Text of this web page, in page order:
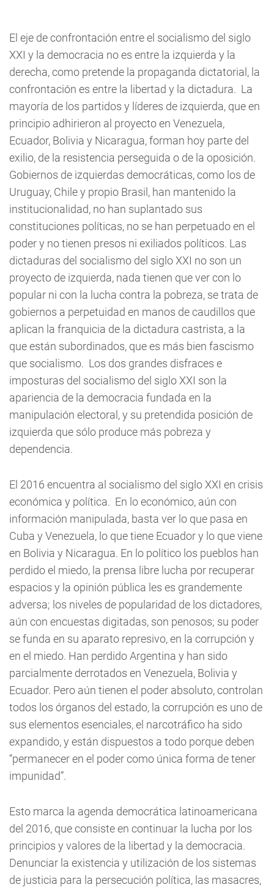
El eje de confrontación entre el socialismo del siglo
XXI y la democracia no es entre la izquierda y la
derecha, como pretende la propaganda dictatorial, la
confrontación es entre la libertad y la dictadura. La
mayoría de los partidos y líderes de izquierda, que en
principio adhirieron al proyecto en Venezuela,
Ecuador, Bolivia y Nicaragua, forman hoy parte del
exilio, de la resistencia perseguida o de la oposición.
Gobiernos de izquierdas democráticas, como los de
Uruguay, Chile y propio Brasil, han mantenido la
institucionalidad, no han suplantado sus
constituciones políticas, no se han perpetuado en el
poder y no tienen presos ni exiliados políticos. Las
dictaduras del socialismo del siglo XXI no son un
proyecto de izquierda, nada tienen que ver con lo
popular ni con la lucha contra la pobreza, se trata de
gobiernos a perpetuidad en manos de caudillos que
aplican la franquicia de la dictadura castrista, a la
que están subordinados, que es más bien fascismo
que socialismo. Los dos grandes disfraces e
imposturas del socialismo del siglo XXI son la
apariencia de la democracia fundada en la
manipulación electoral, y su pretendida posición de
izquierda que sólo produce más pobreza y
dependencia.
El 2016 encuentra al socialismo del siglo XXI en crisis
económica y política. En lo económico, aún con
información manipulada, basta ver lo que pasa en
Cuba y Venezuela, lo que tiene Ecuador y lo que viene
en Bolivia y Nicaragua. En lo político los pueblos han
perdido el miedo, la prensa libre lucha por recuperar
espacios y la opinión pública les es grandemente
adversa; los niveles de popularidad de los dictadores,
aún con encuestas digitadas, son penosos; su poder
se funda en su aparato represivo, en la corrupción y
en el miedo. Han perdido Argentina y han sido
parcialmente derrotados en Venezuela, Bolivia y
Ecuador. Pero aún tienen el poder absoluto, controlan
todos los órganos del estado, la corrupción es uno de
sus elementos esenciales, el narcotráfico ha sido
expandido, y están dispuestos a todo porque deben
“permanecer en el poder como única forma de tener
impunidad”.
Esto marca la agenda democrática latinoamericana
del 2016, que consiste en continuar la lucha por los
principios y valores de la libertad y la democracia.
Denunciar la existencia y utilización de los sistemas
de justicia para la persecución política, las masacres,